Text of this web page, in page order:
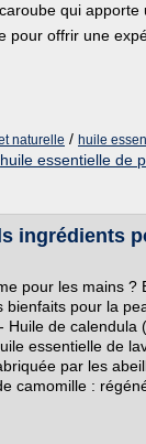
qui apporte
pour offrir une
naturelle / huile
huile essentielle de
ingrédients
pour les mains ?
pour la
de calendula
essentielle de
par les
camomille :